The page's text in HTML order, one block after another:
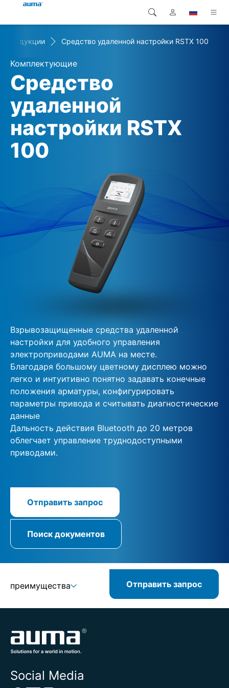
Продукция
Решения
Загрузки
Сервисная служба
Предприятие
Global
Европа
Азия и Тихий океан
Северная Америка
Поиск
продукции Средство удаленной настройки RSTX 100
Комплектующие
Средство
удаленной
настройки RSTX
100
Взрывозащищенные средства удаленной
настройки для удобного управления
электроприводами AUMA на месте.
Благодаря большому цветному дисплею можно
легко и интуитивно понятно задавать конечные
положения арматуры, конфигурировать
параметры привода и считывать диагностические
данные
Дальность действия Bluetooth до 20 метров
облегчает управление труднодоступными
приводами.
Отправить запрос
Поиск документов
преимущества Отправить запрос
Social Media